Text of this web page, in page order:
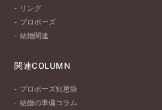
リング
プロポーズ
結婚関連
関連COLUMN
プロポーズ知恵袋
結婚の準備コラム